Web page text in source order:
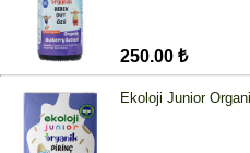
250.00 ₺
Ekoloji Junior